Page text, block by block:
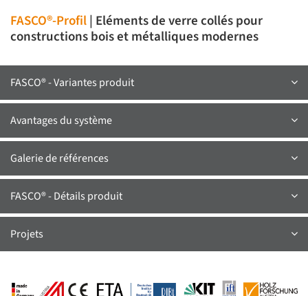
FASCO®-Profil| Eléments de verre collés pour
constructions bois et métalliques modernes
FASCO® - Variantes produit
Avantages du système
Galerie de références
FASCO® - Détails produit
Projets